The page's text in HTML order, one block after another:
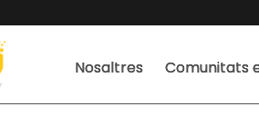
Nosaltres Comunitats